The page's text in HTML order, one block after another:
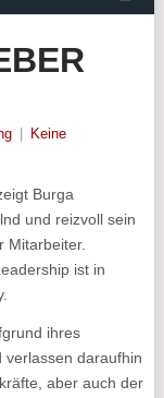
Keine
Burga
und reizvoll sein
ist in
ihres
verlassen daraufhin
aber auch der